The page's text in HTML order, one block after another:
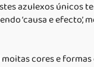
azulexos únicos
‘causa e
cores e